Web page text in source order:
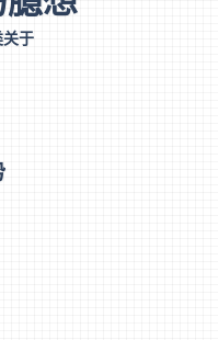
关于